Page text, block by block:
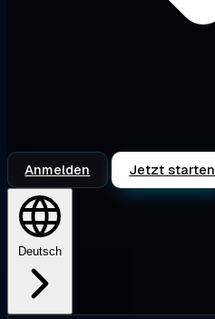
Anmelden Jetzt starten
Deutsch